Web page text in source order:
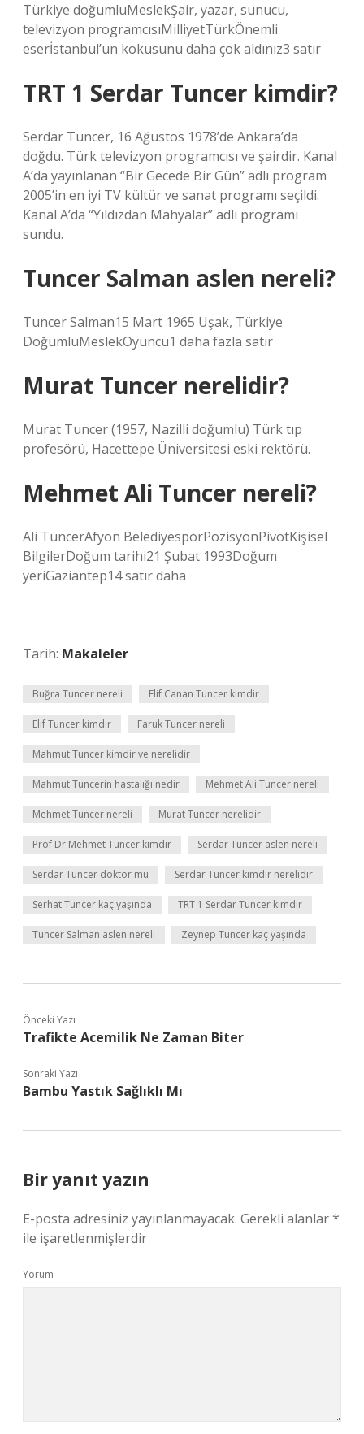
Türkiye doğumluMeslekŞair, yazar, sunucu,
televizyon programcısıMilliyetTürkÖnemli
eserİstanbul’un kokusunu daha çok aldınız3 satır
TRT 1 Serdar Tuncer kimdir?
Serdar Tuncer, 16 Ağustos 1978’de Ankara’da
doğdu. Türk televizyon programcısı ve şairdir. Kanal
A’da yayınlanan “Bir Gecede Bir Gün” adlı program
2005’in en iyi TV kültür ve sanat programı seçildi.
Kanal A’da “Yıldızdan Mahyalar” adlı programı
sundu.
Tuncer Salman aslen nereli?
Tuncer Salman15 Mart 1965 Uşak, Türkiye
DoğumluMeslekOyuncu1 daha fazla satır
Murat Tuncer nerelidir?
Murat Tuncer (1957, Nazilli doğumlu) Türk tıp
profesörü, Hacettepe Üniversitesi eski rektörü.
Mehmet Ali Tuncer nereli?
Ali TuncerAfyon BelediyesporPozisyonPivotKişisel
BilgilerDoğum tarihi21 Şubat 1993Doğum
yeriGaziantep14 satır daha
Tarih: Makaleler
Buğra Tuncer nereli Elif Canan Tuncer kimdir
Elif Tuncer kimdir Faruk Tuncer nereli
Mahmut Tuncer kimdir ve nerelidir
Mahmut Tuncerin hastalığı nedir Mehmet Ali Tuncer nereli
Mehmet Tuncer nereli Murat Tuncer nerelidir
Prof Dr Mehmet Tuncer kimdir Serdar Tuncer aslen nereli
Serdar Tuncer doktor mu Serdar Tuncer kimdir nerelidir
Serhat Tuncer kaç yaşında TRT 1 Serdar Tuncer kimdir
Tuncer Salman aslen nereli Zeynep Tuncer kaç yaşında
Önceki Yazı
Trafikte Acemilik Ne Zaman Biter
Sonraki Yazı
Bambu Yastık Sağlıklı Mı
Bir yanıt yazın
E-posta adresiniz yayınlanmayacak. Gerekli alanlar*
ile işaretlenmişlerdir
Yorum